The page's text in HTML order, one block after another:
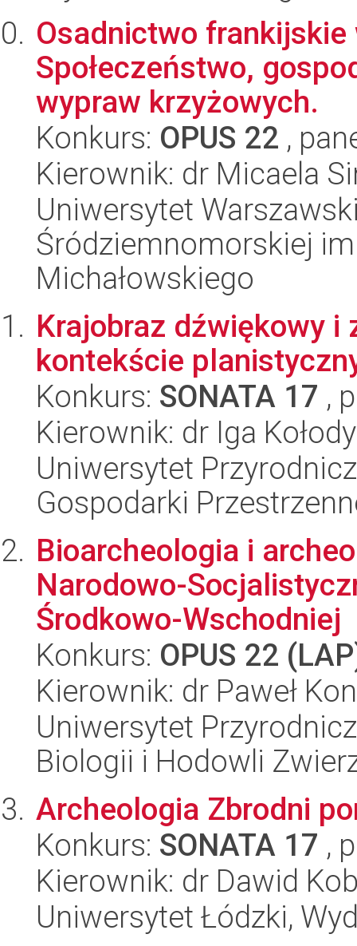
Osadnictwo
Społeczeństwo,
wypraw krzyżowych.
Konkurs: OPUS 22 ,
Kierownik: dr Micaela
Uniwersytet
Śródziemnomorskiej
Michałowskiego
Krajobraz dźwiękowy i
kontekście
Konkurs: SONATA 17 ,
Kierownik: dr Iga
Uniwersytet
Gospodarki
Bioarcheologia i
Narodowo-
Środkowo-Wschodniej
Konkurs: OPUS 22
Kierownik: dr Paweł
Uniwersytet
Biologii i Hodowli
Archeologia Zbrodni
Konkurs: SONATA 17 ,
Kierownik: dr Dawid
Uniwersytet Łódzki,